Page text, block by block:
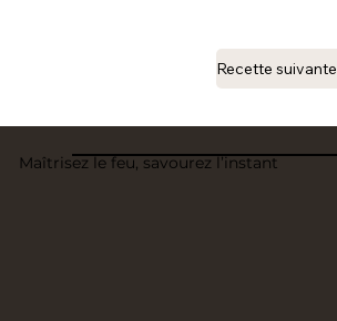
Recette suivante
Maîtrisez le feu, savourez l’instant